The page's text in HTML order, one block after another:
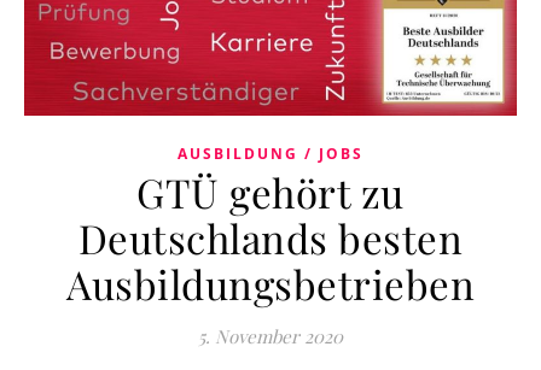
AUSBILDUNG / JOBS
GTÜ gehört zu
Deutschlands besten
Ausbildungsbetrieben
5. November 2020